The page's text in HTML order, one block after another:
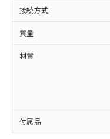
接続方式
質量
材質
付属品
ご相談く
オムロン
販
在庫状況
事前の承
示しない
マイパー
ビス）
メンバー
あります。
適用除外項目は除く。
フタル酸エステル
図的な使用がない
部品在庫の切
月が前後する
DEHP(フタル酸ビ
※2 環境保護
「ｅ」：有害
準値以下であ
「10」：通常
質が外部に漏
及ぼさない年数
「－」：未確
当社は貴
武器並び
使用いた
当社は、
場合は、
該第三者
販売先お
法に輸出
り引きを
在庫
いて
たは
機器
認く
受注
情報